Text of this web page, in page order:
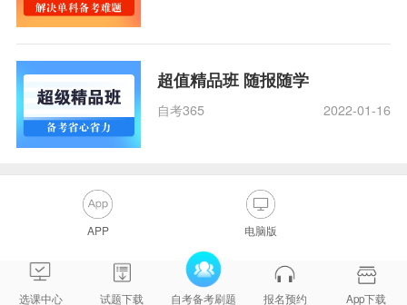
超值精品班 随报随学
自考365 2022-01-16
APP 电脑版
选课中心 试题下载 自考备考刷题 报名预约 App下载